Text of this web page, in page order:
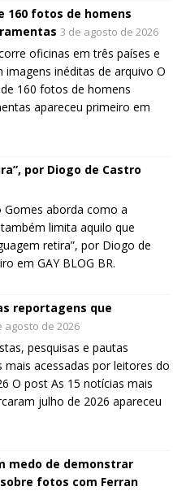
160 fotos de homens
3 de agosto de 2026
oficinas em três países e
inéditas de arquivo O
de 160 fotos de homens
apareceu primeiro em
por Diogo de Castro
Gomes aborda como a
limita aquilo que
retira”, por Diogo de
em GAY BLOG BR.
reportagens que
agosto de 2026
pesquisas e pautas
acessadas por leitores do
O post As 15 notícias mais
julho de 2026 apareceu
medo de demonstrar
fotos com Ferran